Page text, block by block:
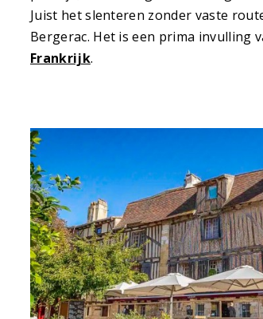
Juist het slenteren zonder vaste
Bergerac. Het is een prima invulling
Frankrijk.